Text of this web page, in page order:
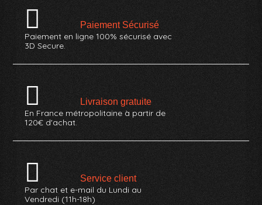
Paiement Sécurisé
Paiement en ligne 100% sécurisé avec
3D Secure.
Livraison gratuite
En France métropolitaine à partir de
120€ d'achat.
Service client
Par chat et e-mail du Lundi au
Vendredi (11h-18h)